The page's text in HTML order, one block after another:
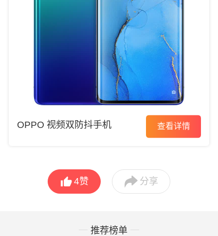
OPPO 视频双防抖手机 查看详情
4赞  分享
推荐榜单